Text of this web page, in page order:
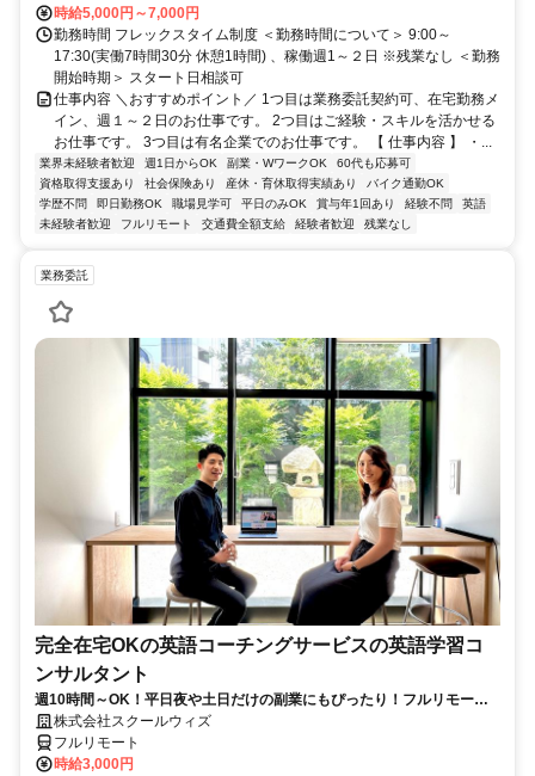
時給5,000円～7,000円
勤務時間 フレックスタイム制度 ＜勤務時間について＞ 9:00～
17:30(実働7時間30分 休憩1時間) 、稼働週1～２日 ※残業なし ＜勤務
開始時期＞ スタート日相談可
仕事内容 ＼おすすめポイント／ 1つ目は業務委託契約可、在宅勤務メ
イン、週１～２日のお仕事です。 2つ目はご経験・スキルを活かせる
お仕事です。 3つ目は有名企業でのお仕事です。 【 仕事内容 】 ・...
業界未経験者歓迎 週1日からOK 副業・WワークOK
60代も応募可
資格取得支援あり
社会保険あり 産休・育休取得実績あり
バイク通勤OK
学歴不問
即日勤務OK 職場見学可 平日のみOK 賞与年1回あり 経験不問
英語
未経験者歓迎
フルリモート 交通費全額支給 経験者歓迎 残業なし
業務委託
完全在宅OKの英語コーチングサービスの英語学習コ
ンサルタント
週10時間～OK！平日夜や土日だけの副業にもぴったり！フルリモート
OKなので世界のどこからでも働けます！
株式会社スクールウィズ
フルリモート
時給3,000円